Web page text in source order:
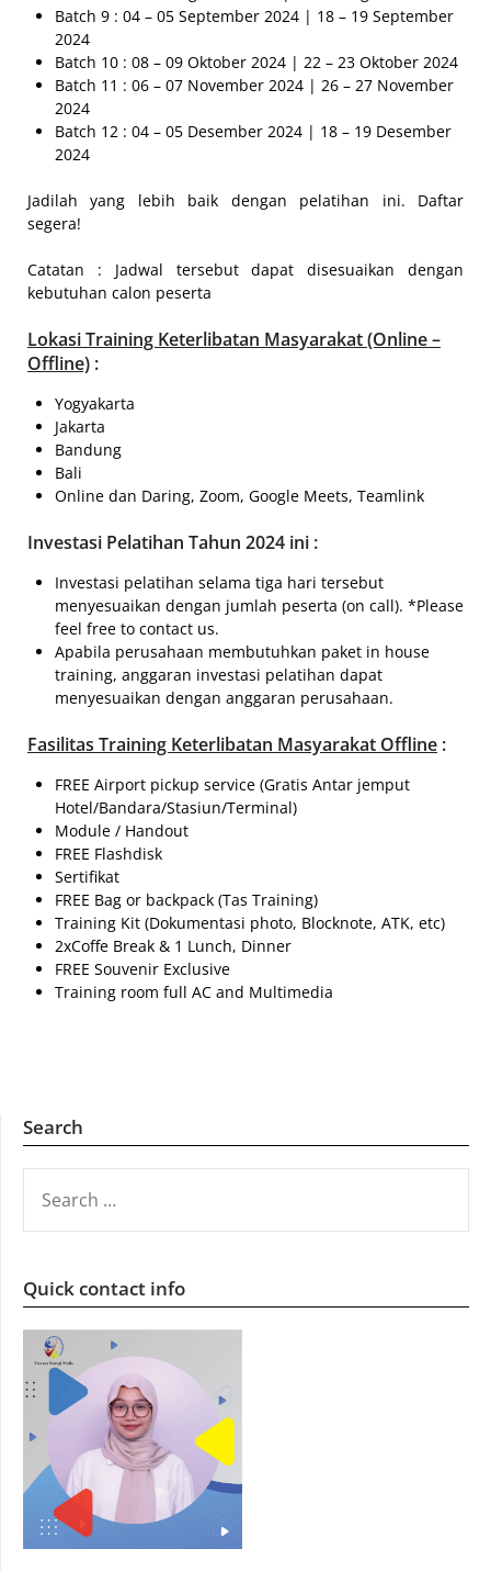
Batch 9 : 04 – 05 September 2024 | 18 – 19 September
2024
Batch 10 : 08 – 09 Oktober 2024 | 22 – 23 Oktober 2024
Batch 11 : 06 – 07 November 2024 | 26 – 27 November
2024
Batch 12 : 04 – 05 Desember 2024 | 18 – 19 Desember
2024
Jadilah yang lebih baik dengan pelatihan ini. Daftar
segera!
Catatan : Jadwal tersebut dapat disesuaikan dengan
kebutuhan calon peserta
LokasiTraining Keterlibatan Masyarakat (Online –
Offline) :
Yogyakarta
Jakarta
Bandung
Bali
Online dan Daring, Zoom, Google Meets, Teamlink
Investasi Pelatihan Tahun 2024 ini :
Investasi pelatihan selama tiga hari tersebut
menyesuaikan dengan jumlah peserta (on call). *Please
feel free to contact us.
Apabila perusahaan membutuhkan paket in house
training, anggaran investasi pelatihan dapat
menyesuaikan dengan anggaran perusahaan.
Fasilitas Training Keterlibatan Masyarakat Offline :
FREE Airport pickup service (Gratis Antar jemput
Hotel/Bandara/Stasiun/Terminal)
Module / Handout
FREE Flashdisk
Sertifikat
FREE Bag or backpack (Tas Training)
Training Kit (Dokumentasi photo, Blocknote, ATK, etc)
2xCoffe Break & 1 Lunch, Dinner
FREE Souvenir Exclusive
Training room full AC and Multimedia
Search
FOR:
Quick contact info